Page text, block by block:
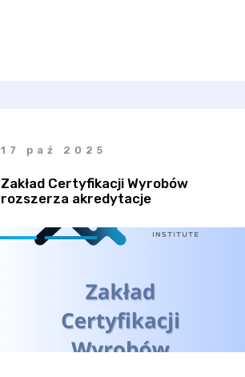
17 paź 2025
Zakład Certyfikacji Wyrobów
rozszerza akredytacje